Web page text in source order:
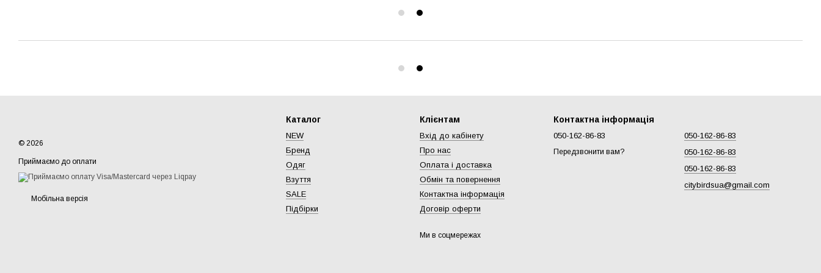
© 2026
Приймаємо до оплати
Мобільна версія
Каталог
NEW
Бренд
Одяг
Взуття
SALE
Підбірки
Клієнтам
Вхід до кабінету
Про нас
Оплата і доставка
Обмін та повернення
Контактна інформація
Договір оферти
Ми в соцмережах
Контактна інформація
050-162-86-83
Передзвонити вам?
050-162-86-83
050-162-86-83
050-162-86-83
citybirdsua@gmail.com